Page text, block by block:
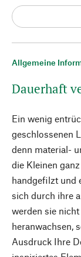
Allgemeine
Dauerhaft
Ein wenig
geschlossenen
denn material-
die Kleinen
handgefilzt und
sich durch ihre
werden sie
heranwachsen,
Ausdruck Ihre